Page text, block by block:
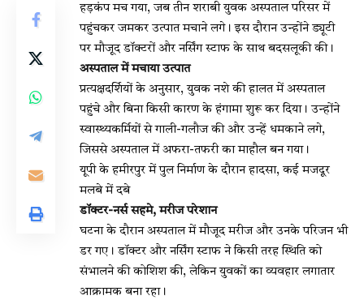
हड़कंप मच गया, जब तीन शराबी युवक अस्पताल परिसर में
पहुंचकर जमकर उत्पात मचाने लगे। इस दौरान उन्होंने ड्यूटी
पर मौजूद डॉक्टरों और नर्सिंग स्टाफ के साथ बदसलूकी की।
अस्पताल में मचाया उत्पात
प्रत्यक्षदर्शियों के अनुसार, युवक नशे की हालत में अस्पताल
पहुंचे और बिना किसी कारण के हंगामा शुरू कर दिया। उन्होंने
स्वास्थ्यकर्मियों से गाली-गलौज की और उन्हें धमकाने लगे,
जिससे अस्पताल में अफरा-तफरी का माहौल बन गया।
यूपी के हमीरपुर में पुल निर्माण के दौरान हादसा, कई मजदूर
मलबे में दबे
डॉक्टर-नर्स सहमे, मरीज परेशान
घटना के दौरान अस्पताल में मौजूद मरीज और उनके परिजन भी
डर गए। डॉक्टर और नर्सिंग स्टाफ ने किसी तरह स्थिति को
संभालने की कोशिश की, लेकिन युवकों का व्यवहार लगातार
आक्रामक बना रहा।